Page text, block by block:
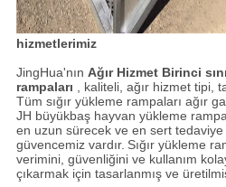
hizmetlerimiz
JingHua'nın Ağır Hizmet Birinci
rampaları , kaliteli, ağır hizmet tipi,
Tüm sığır yükleme rampaları ağır
JH büyükbaş hayvan yükleme
en uzun sürecek ve en sert tedaviye
güvencemiz vardır. Sığır yükleme
verimini, güvenliğini ve kullanım
çıkarmak için tasarlanmış ve